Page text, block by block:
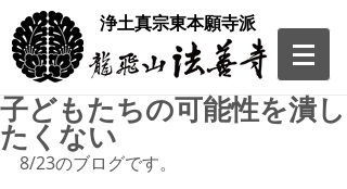
​浄土真宗東本願寺派
子どもたちの可能性を潰し
たくない
8/23のブログです。